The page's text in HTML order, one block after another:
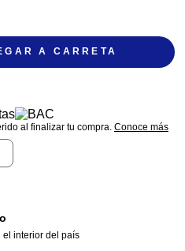
A CARRETA
al finalizar tu compra. Conoce más
el interior del país